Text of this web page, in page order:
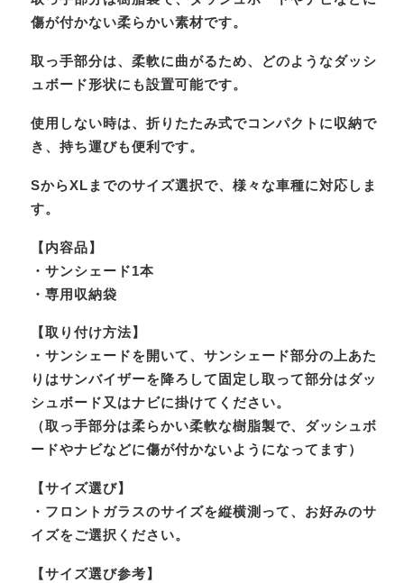
傷が付かない柔らかい素材です。
取っ手部分は、柔軟に曲がるため、どのようなダッシ
ュボード形状にも設置可能です。
使用しない時は、折りたたみ式でコンパクトに収納で
き、持ち運びも便利です。
SからXLまでのサイズ選択で、様々な車種に対応しま
す。
【内容品】
・サンシェード1本
・専用収納袋
【取り付け方法】
・サンシェードを開いて、サンシェード部分の上あた
りはサンバイザーを降ろして固定し取って部分はダッ
シュボード又はナビに掛けてください。
（取っ手部分は柔らかい柔軟な樹脂製で、ダッシュボ
ードやナビなどに傷が付かないようになってます）
【サイズ選び】
・フロントガラスのサイズを縦横測って、お好みのサ
イズをご選択ください。
【サイズ選び参考】